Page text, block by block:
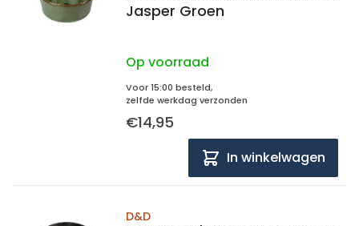
Jasper Groen
Op voorraad
Voor 15:00 besteld,
zelfde werkdag verzonden
€14,95
In winkelwagen
D&D